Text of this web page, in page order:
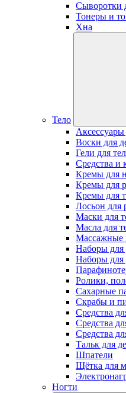
Сыворотки
Тонеры и
Хна
Тело
Аксессуары
Воски для
Гели для
Средства и
Кремы для
Кремы для
Кремы для
Лосьон для
Маски для
Масла для
Массажные
Наборы для
Наборы для
Ролики,
Сахарные
Скрабы и
Средства
Средства
Средства
Тальк для
Шпатели
Щётка для
Ногти